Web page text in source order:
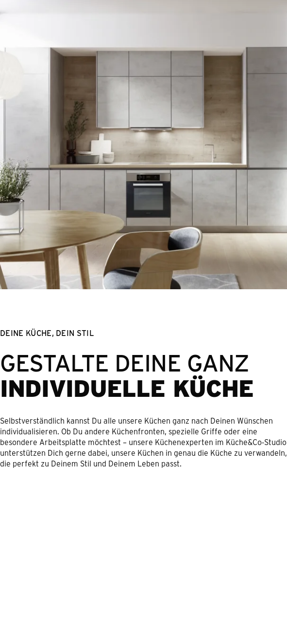
DEINE KÜCHE, DEIN STIL
GESTALTE DEINE GANZ
INDIVIDUELLE KÜCHE
Selbstverständlich kannst Du alle unsere Küchen ganz nach Deinen Wünschen
individualisieren. Ob Du andere Küchenfronten, spezielle Griffe oder eine
besondere Arbeitsplatte möchtest – unsere Küchenexperten im Küche&Co-Studio
unterstützen Dich gerne dabei, unsere Küchen in genau die Küche zu verwandeln,
die perfekt zu Deinem Stil und Deinem Leben passt.